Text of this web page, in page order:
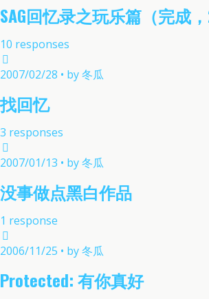
SAG回忆录之玩乐篇（完成，
10 responses
2007/02/28 • by 冬瓜
找回忆
3 responses
2007/01/13 • by 冬瓜
没事做点黑白作品
1 response
2006/11/25 • by 冬瓜
Protected: 有你真好